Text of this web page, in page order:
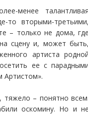
менее
то вторыми-
– только не дома,
сцену и, может
артиста
ее с
Артистом».
тяжело – понятно
оскомину. Но и